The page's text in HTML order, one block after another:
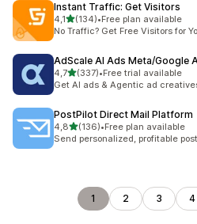
Instant Traffic: Get Visitors
4,1av 5 stjerner
(134)
Totalt 134 omtaler
•Free plan available
No Traffic? Get Free Visitors for
AdScale AI Ads Meta/Google
4,7av 5 stjerner
(337)
Totalt 337 omtaler
•Free trial available
Get AI ads & Agentic ad
PostPilot Direct Mail Platform
4,8av 5 stjerner
(136)
Totalt 136 omtaler
•Free plan available
Send personalized, profitable
1 2 3 4